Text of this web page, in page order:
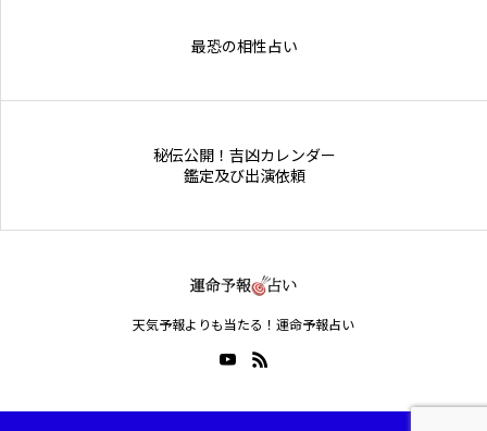
最恐の相性占い
秘伝公開！吉凶カレンダー
鑑定及び出演依頼
天気予報よりも当たる！運命予報占い